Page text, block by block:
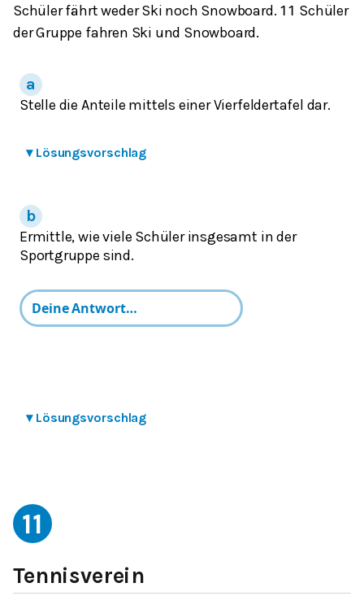
Schüler fährt weder Ski noch Snowboard. 11 Schüler
der Gruppe fahren Ski und Snowboard.
Stelle die Anteile mittels einer Vierfeldertafel dar.
▾ Lösungsvorschlag
Ermittle, wie viele Schüler insgesamt in der
Sportgruppe sind.
▾ Lösungsvorschlag
11
Tennisverein